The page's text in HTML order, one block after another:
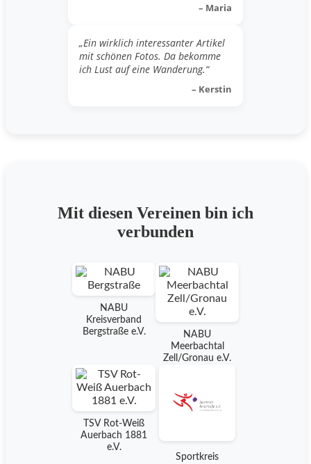
– Maria
„Ein wirklich interessanter Artikel
mit schönen Fotos. Da bekomme
ich Lust auf eine Wanderung.“
– Kerstin
Mit diesen Vereinen bin ich
verbunden
NABU
Kreisverband
Bergstraße e.V.
NABU
Meerbachtal
Zell/Gronau e.V.
TSV Rot-Weiß
Auerbach 1881
e.V.
Sportkreis